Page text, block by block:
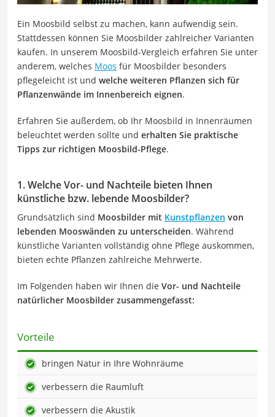
Ein Moosbild selbst zu machen, kann aufwendig sein.
Stattdessen können Sie Moosbilder zahlreicher Varianten
kaufen. In unserem Moosbild-Vergleich erfahren Sie unter
anderem, welches Moos für Moosbilder besonders
pflegeleicht ist und welche weiteren Pflanzen sich für
Pflanzenwände im Innenbereich eignen.
Erfahren Sie außerdem, ob Ihr Moosbild in Innenräumen
beleuchtet werden sollte und erhalten Sie praktische
Tipps zur richtigen Moosbild-Pflege.
1. Welche Vor- und Nachteile bieten Ihnen
künstliche bzw. lebende Moosbilder?
Grundsätzlich sind Moosbilder mit Kunstpflanzen von
lebenden Mooswänden zu unterscheiden. Während
künstliche Varianten vollständig ohne Pflege auskommen,
bieten echte Pflanzen zahlreiche Mehrwerte.
Im Folgenden haben wir Ihnen die Vor- und Nachteile
natürlicher Moosbilder zusammengefasst:
Vorteile
bringen Natur in Ihre Wohnräume
verbessern die Raumluft
verbessern die Akustik